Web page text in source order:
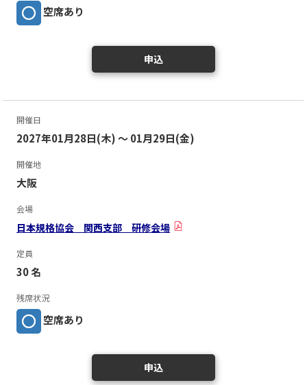
空席あり
申込
開催日
2027年01月28日(木) ～ 01月29日(金)
開催地
大阪
会場
日本規格協会 関西支部 研修会場
定員
30 名
残席状況
空席あり
申込